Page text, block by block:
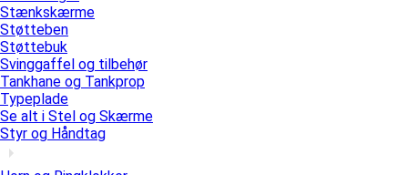
Stænkskærme
Støtteben
Støttebuk
Svinggaffel og tilbehør
Tankhane og Tankprop
Typeplade
Se alt i Stel og Skærme
Styr og Håndtag